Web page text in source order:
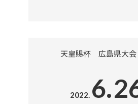
天皇賜杯 広島県大
2022. 6.